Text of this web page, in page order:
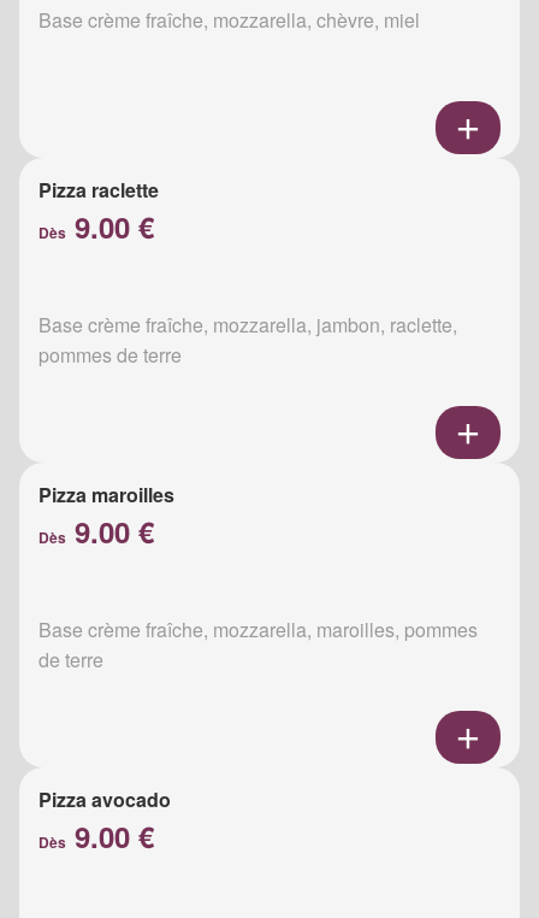
Base crème fraîche, mozzarella, chèvre, miel
Pizza raclette
Dès 9.00 €
Base crème fraîche, mozzarella, jambon, raclette,
pommes de terre
Pizza maroilles
Dès 9.00 €
Base crème fraîche, mozzarella, maroilles, pommes
de terre
Pizza avocado
Dès 9.00 €